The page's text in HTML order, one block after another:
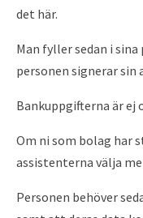
det här.
Man fyller sedan i
personen signerar sin
Bankuppgifterna är
Om ni som bolag har
assistenterna välja
Personen behöver